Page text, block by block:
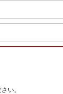
い。